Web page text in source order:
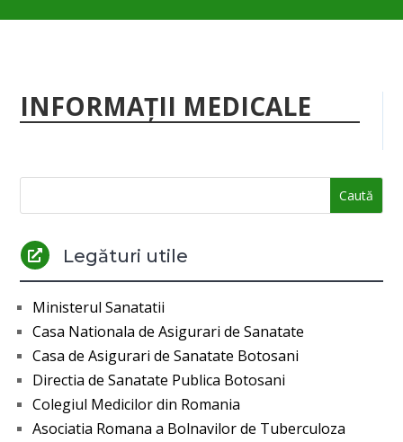
INFORMAȚII MEDICALE
 Legături utile
Ministerul Sanatatii
Casa Nationala de Asigurari de Sanatate
Casa de Asigurari de Sanatate Botosani
Directia de Sanatate Publica Botosani
Colegiul Medicilor din Romania
Asociatia Romana a Bolnavilor de Tuberculoza